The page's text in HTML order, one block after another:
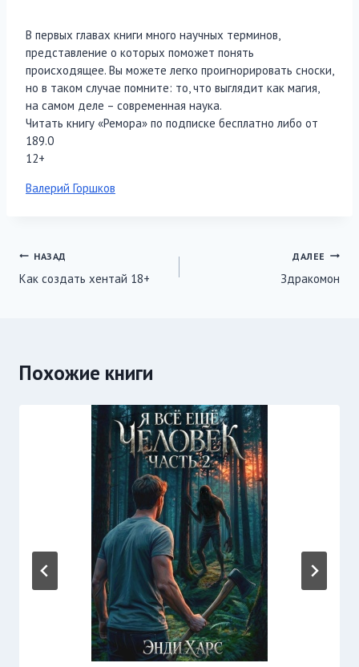
В первых главах книги много научных терминов,
представление о которых поможет понять
происходящее. Вы можете легко проигнорировать сноски,
но в таком случае помните: то, что выглядит как магия,
на самом деле – современная наука.
Читать книгу «Ремора» по подписке бесплатно либо от
189.0
12+
Метки
Валерий Горшков
Навигация
по
НАЗАД
Как создать хентай 18+
ДАЛЕЕ
Здракомон
Похожие книги